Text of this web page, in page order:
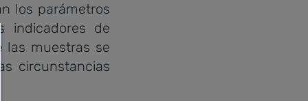
los parámetros
indicadores de
las muestras se
circunstancias